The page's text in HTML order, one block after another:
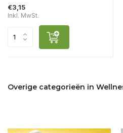
€3,15
Inkl. MwSt.
Overige categorieën in